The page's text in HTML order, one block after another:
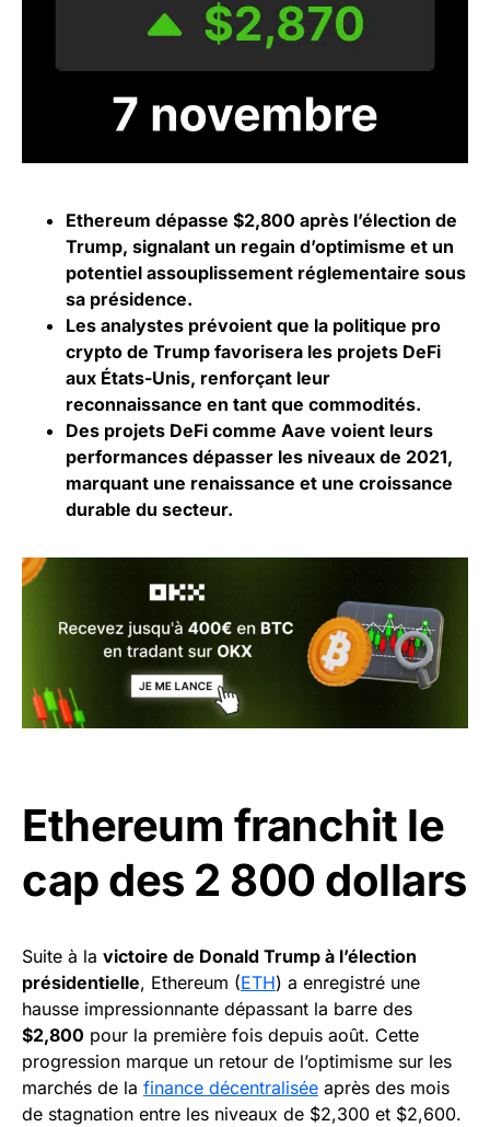
Ethereum dépasse $2,800 après l’élection de
Trump, signalant un regain d’optimisme et un
potentiel assouplissement réglementaire sous
sa présidence.
Les analystes prévoient que la politique pro
crypto de Trump favorisera les projets DeFi
aux États-Unis, renforçant leur
reconnaissance en tant que commodités.
Des projets DeFi comme Aave voient leurs
performances dépasser les niveaux de 2021,
marquant une renaissance et une croissance
durable du secteur.
Ethereum franchit le
cap des 2 800 dollars
Suite à la victoire de Donald Trump à l’élection
présidentielle, Ethereum (ETH) a enregistré une
hausse impressionnante dépassant la barre des
$2,800 pour la première fois depuis août. Cette
progression marque un retour de l’optimisme sur les
marchés de la finance décentralisée après des mois
de stagnation entre les niveaux de $2,300 et $2,600.